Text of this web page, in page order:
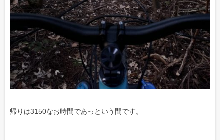
帰りは3150なお時間であっという間です。